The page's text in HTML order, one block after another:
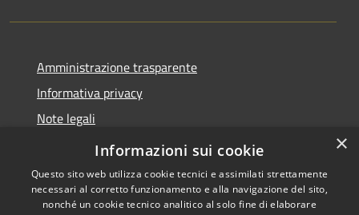
Amministrazione trasparente
Informativa privacy
Note legali
Dichiarazione di accessibilità
×
Informazioni sui cookie
Questo sito web utilizza cookie tecnici e assimilati strettamente
necessari al corretto funzionamento e alla navigazione del sito,
nonché un cookie tecnico analitico al solo fine di elaborare